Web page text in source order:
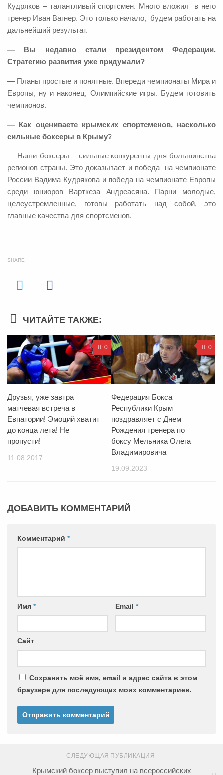
Кудряков – талантливый спортсмен. Много вложил в него
тренер Иван Вагнер. Это только начало, будем работать на
дальнейший результат.
— Вы недавно стали президентом Федерации.
Стратегию развития уже придумали?
— Планы простые и понятные. Впереди чемпионаты Мира и
Европы, ну и наконец, Олимпийские игры. Будем готовить
чемпионов.
— Как оцениваете крымских спортсменов, насколько
сильные боксеры в Крыму?
— Наши боксеры – сильные конкуренты для большинства
регионов страны. Это доказывает и победа на чемпионате
России Вадима Кудрякова и победа на чемпионате Европы
среди юниоров Варткеза Андреасяна. Парни молодые,
целеустремленные, готовы работать над собой, это
главные качества для спортсменов.
SHARE
ЧИТАЙТЕ ТАКЖЕ:
0
Друзья, уже завтра
матчевая встреча в
Евпатории! Эмоций хватит
до конца лета! Не
пропусти!
11.08.2017
0
Федерация Бокса
Республики Крым
поздравляет с Днем
Рождения тренера по
боксу Мельника Олега
Владимировича
19.09.2023
ДОБАВИТЬ КОММЕНТАРИЙ
Комментарий *
Имя * Email *
Сайт
Сохранить моё имя, email и адрес сайта в этом
браузере для последующих моих комментариев.
СЛЕДУЮЩАЯ ПУБЛИКАЦИЯ
Крымский боксер выступил на всероссийских